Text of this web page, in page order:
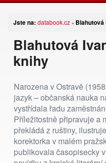
Jste na: databook.cz »
Blahutová
knihy
Narozena v Ostravě
jazyk – občanská nauka
vystřídala řadu
Příležitostně připravuje a
překládá z ruštiny,
korektorka v malém
publikovala časopisecky